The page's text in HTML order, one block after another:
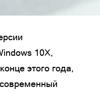
10X,
этого года,